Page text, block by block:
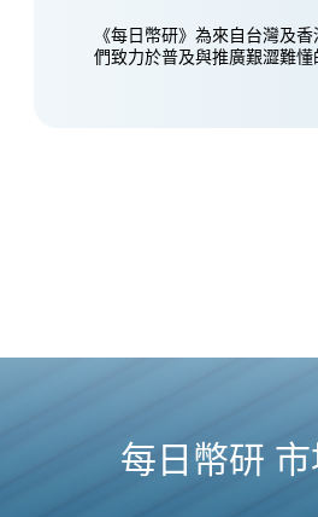
《每日幣研》為來自台灣及
們致力於普及與推廣艱澀難懂
每日幣研